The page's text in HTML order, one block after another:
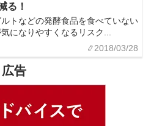
る！
トなどの発酵食品を食べていない
になりやすくなるリスク...
2018/03/28
広告